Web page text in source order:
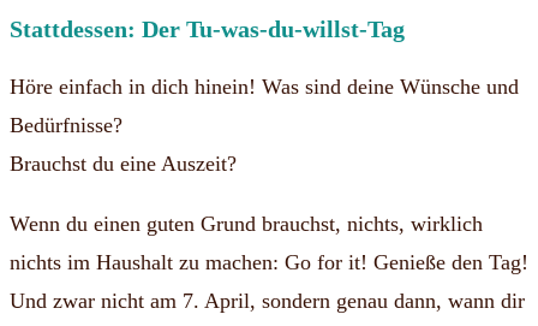
Stattdessen: Der Tu-was-du-willst-Tag
Höre einfach in dich hinein! Was sind deine Wünsche und
Bedürfnisse?
Brauchst du eine Auszeit?
Wenn du einen guten Grund brauchst, nichts, wirklich
nichts im Haushalt zu machen: Go for it! Genieße den Tag!
Und zwar nicht am 7. April, sondern genau dann, wann dir